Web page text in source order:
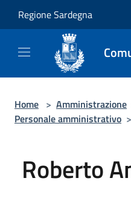
Regione Sardegna
Home > Amministrazione
Personale amministrativo >
Roberto